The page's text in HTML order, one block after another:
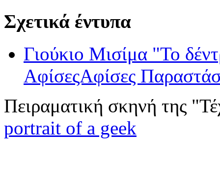
Σχετικά έντυπα
Γιούκιο Μισίμα "Το
ΑφίσεςΑφίσες
Πειραματική σκηνή της
portrait of a geek